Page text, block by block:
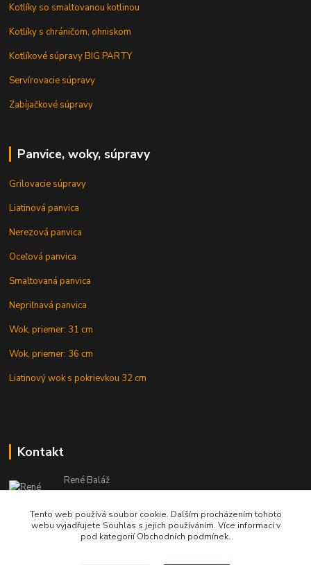
Kotlíky so smaltovanou kotlinou
Kotlíky s chráničom, ohniskom
Kotlíkové súpravy BIG PARTY
Servírovacie súpravy
Zabíjačkové súpravy
Panvice, woky, súpravy
Grilovacie súpravy
Liatinová panvica
Nerezová panvica
Oceľová panvica
Smaltovaná panvica
Nepriľnavá panvica
Wok, priemer: 31 cm
Wok, priemer: 36 cm
Liatinový wok s pokrievkou 32 cm
Kontakt
René Baláž
Eshop: +421 902 212 007
od 8:00 - do 16:00 hod
info@kotlikyshop.sk
Tento web používá soubor cookie. Dalším procházením tohoto
webu vyjadřujete Souhlas s jejich používáním. Více informací v
pod kategorií Obchodních podmínek.